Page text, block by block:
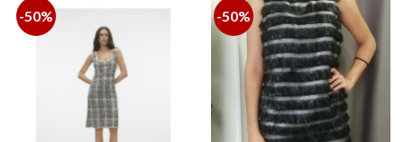
-50% -50%